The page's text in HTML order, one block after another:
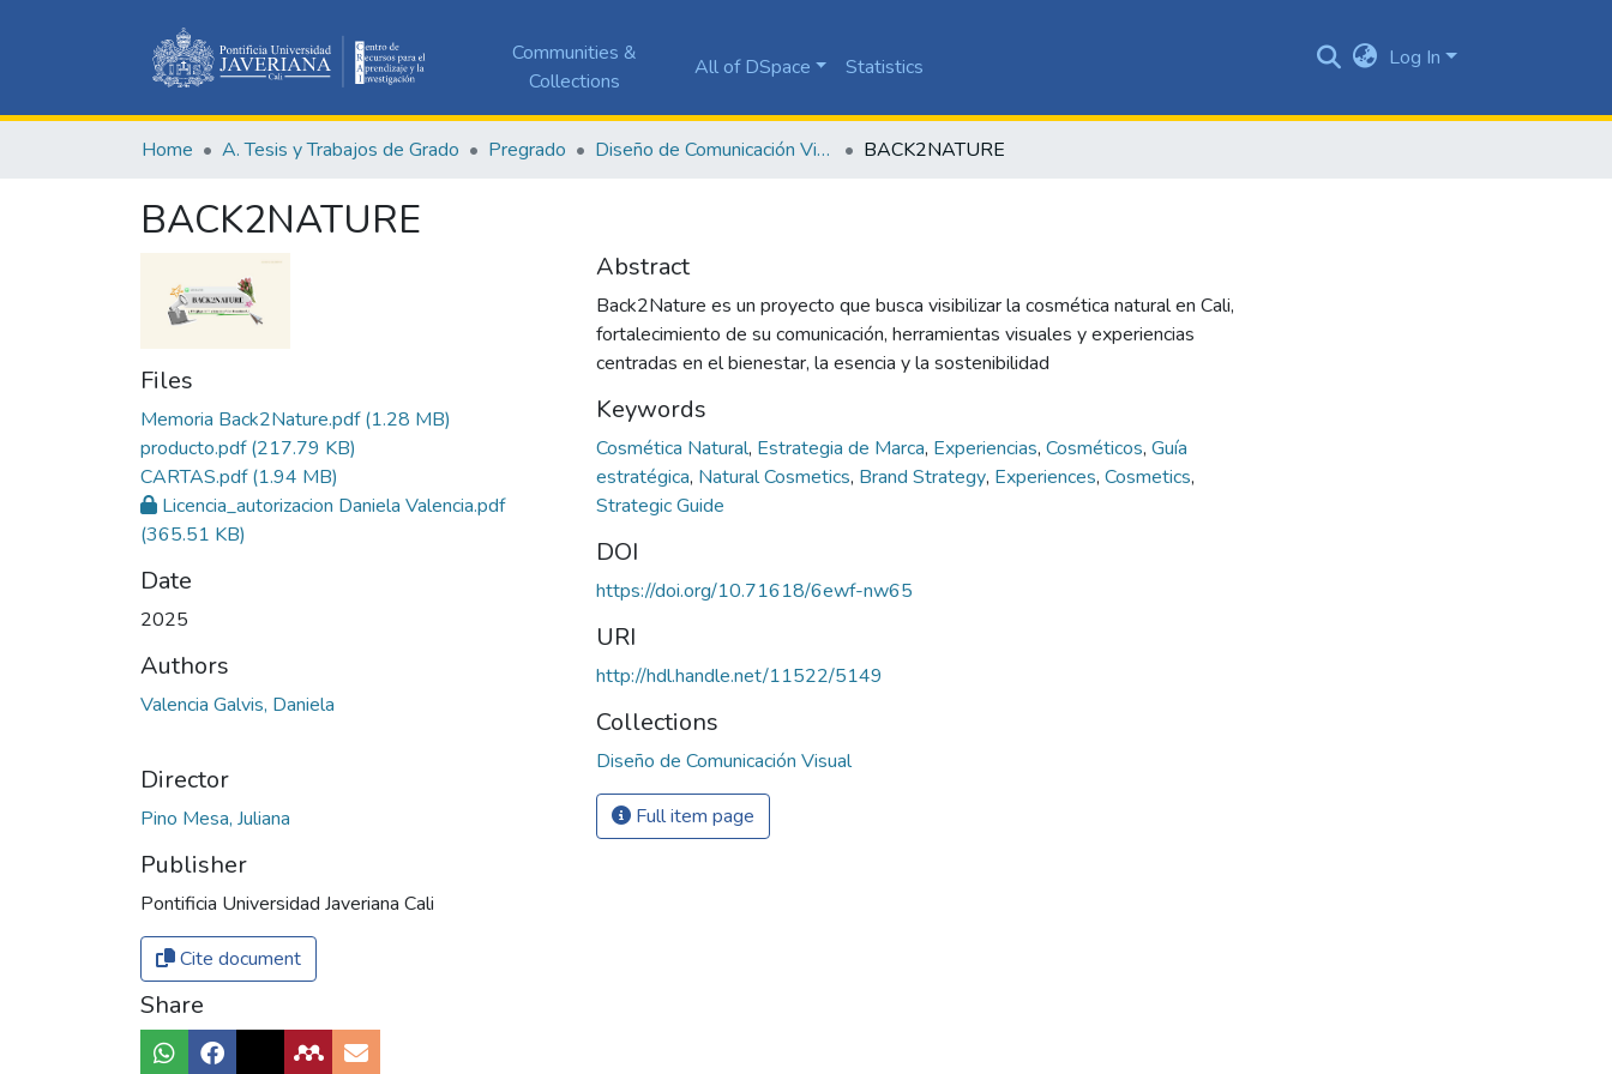
Communities &
Collections
All of DSpace Statistics Log In
Home A. Tesis y Trabajos de Grado Pregrado Diseño de Comunicación Visual BACK2NATURE
BACK2NATURE
Files
Memoria Back2Nature.pdf(1.28 MB)
producto.pdf(217.79 KB)
CARTAS.pdf(1.94 MB)
Licencia_autorizacion Daniela Valencia.pdf
(365.51 KB)
Date
2025
Authors
Valencia Galvis, Daniela
Director
Pino Mesa, Juliana
Publisher
Pontificia Universidad Javeriana Cali
Cite document
Share
Abstract
Back2Nature es un proyecto que busca visibilizar la cosmética natural en Cali,
fortalecimiento de su comunicación, herramientas visuales y experiencias
centradas en el bienestar, la esencia y la sostenibilidad
Keywords
Cosmética Natural, Estrategia de Marca, Experiencias, Cosméticos, Guía
estratégica, Natural Cosmetics, Brand Strategy, Experiences, Cosmetics,
Strategic Guide
DOI
https://doi.org/10.71618/6ewf-nw65
URI
http://hdl.handle.net/11522/5149
Collections
Diseño de Comunicación Visual
Full item page